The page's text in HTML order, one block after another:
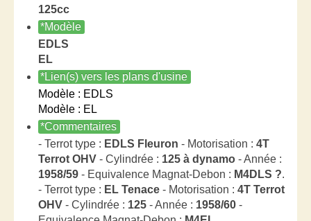
125cc
*Modèle
EDLS
EL
*Lien(s) vers les plans d'usine
Modèle : EDLS
Modèle : EL
*Commentaires
- Terrot type : EDLS Fleuron - Motorisation : 4T
Terrot OHV - Cylindrée : 125 à dynamo - Année :
1958/59 - Equivalence Magnat-Debon : M4DLS ?.
- Terrot type : EL Tenace - Motorisation : 4T Terrot
OHV - Cylindrée : 125 - Année : 1958/60 -